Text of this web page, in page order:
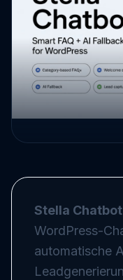
Stella Chatbot
WordPress-
automatische